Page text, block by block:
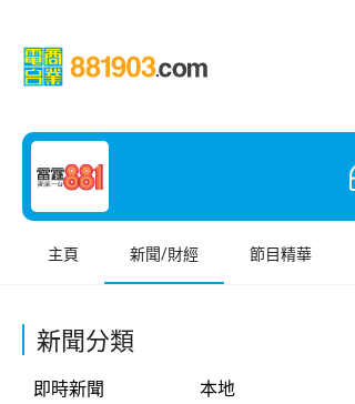
主頁 新聞/財經 節目精華
新聞分類
即時新聞
本地